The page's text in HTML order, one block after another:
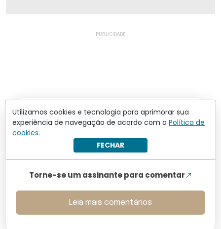
Os comentários não representam a opinião do site; a
responsabilidade pelo conteúdo postado é do autor da
mensagem.
Comentários (0)
Torne-se um assinante para comentar
Leia mais comentários
Utilizamos cookies e tecnologia para aprimorar sua
experiência de navegação de acordo com a Política de
cookies.
FECHAR